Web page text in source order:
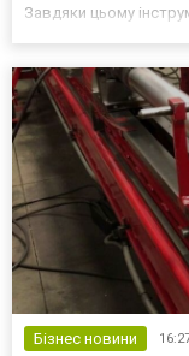
Завдяки цьому
Бізнес новини